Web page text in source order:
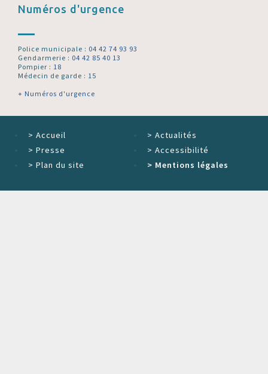
Numéros d'urgence
Police municipale : 04 42 74 93 93
Gendarmerie : 04 42 85 40 13
Pompier : 18
Médecin de garde : 15
+ Numéros d'urgence
> Accueil > Actualités
> Presse > Accessibilité
> Plan du site > Mentions légales